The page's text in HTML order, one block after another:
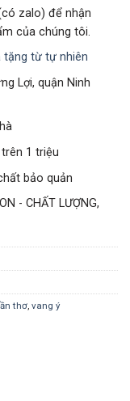
zalo) để nhận
của chúng tôi.
tặng từ tự nhiên
Lợi, quận Ninh
1 triệu
bảo quản
- CHẤT LƯỢNG,
thơ, vang ý